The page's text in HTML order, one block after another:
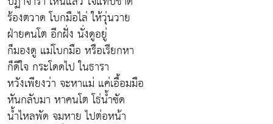
ร้องตวาด โบกมือไล่ ให้วุ่นวาย
ฝ่ายคนโต อีกฝั่ง นั่งดูอยู่
ก็มองดู แม่โบกมือ หรือเรียกหา
ก็ดีใจ กระโดดไป ในธารา
หวังเพียงว่า จะหาแม่ แค่เอื้อมมือ
หันกลับมา หาคนโต โธ่น้ำซัด
น้ำไหลพัด จมหาย ไปต่อหน้า